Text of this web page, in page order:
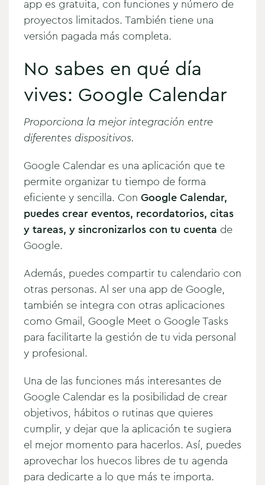
app es gratuita, con funciones y número de
proyectos limitados. También tiene una
versión pagada más completa.
No sabes en qué día
vives: Google Calendar
Proporciona la mejor integración entre
diferentes dispositivos.
Google Calendar es una aplicación que te
permite organizar tu tiempo de forma
eficiente y sencilla. Con Google Calendar,
puedes crear eventos, recordatorios, citas
y tareas, y sincronizarlos con tu cuenta de
Google.
Además, puedes compartir tu calendario con
otras personas. Al ser una app de Google,
también se integra con otras aplicaciones
como Gmail, Google Meet o Google Tasks
para facilitarte la gestión de tu vida personal
y profesional.
Una de las funciones más interesantes de
Google Calendar es la posibilidad de crear
objetivos, hábitos o rutinas que quieres
cumplir, y dejar que la aplicación te sugiera
el mejor momento para hacerlos. Así, puedes
aprovechar los huecos libres de tu agenda
para dedicarte a lo que más te importa.